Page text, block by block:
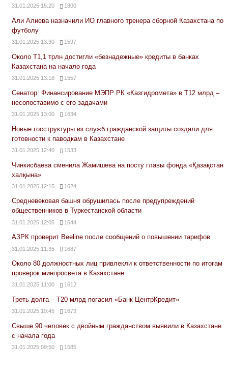
31.01.2025 15:20 1800
Али Алиева назначили ИО главного тренера сборной Казахстана по
футболу
31.01.2025 13:30 1597
Около Т1,1 трлн достигли «безнадежные» кредиты в банках
Казахстана на начало года
31.01.2025 13:18 1557
Сенатор: Финансирование МЭПР РК «Казгидромета» в Т12 млрд –
несопоставимо с его задачами
31.01.2025 13:00 1634
Новые госструктуры из служб гражданской защиты создали для
готовности к паводкам в Казахстане
31.01.2025 12:40 1533
Чинкисбаева сменила Жамишева на посту главы фонда «Қазақстан
халқына»
31.01.2025 12:15 1624
Средневековая башня обрушилась после предупреждений
общественников в Туркестанской области
31.01.2025 12:05 1644
АЗРК проверит Beeline после сообщений о повышении тарифов
31.01.2025 11:35 1687
Около 80 должностных лиц привлекли к ответственности по итогам
проверок минпросвета в Казахстане
31.01.2025 11:00 1612
Треть долга – Т20 млрд погасил «Банк ЦентрКредит»
31.01.2025 10:45 1673
Свыше 90 человек с двойным гражданством выявили в Казахстане
с начала года
31.01.2025 09:50 1585